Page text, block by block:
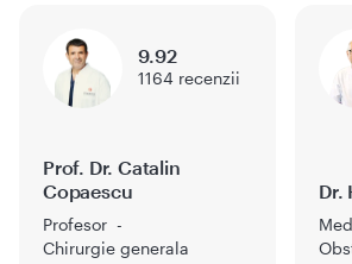
Prof. Dr. Catalin
Copaescu
Profesor
Chirurgie generala
9.92
1164 recenzii
Dr.